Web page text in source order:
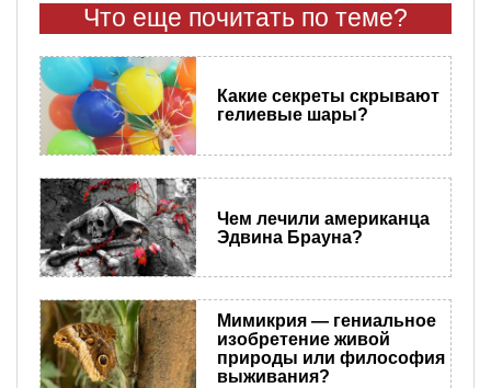
Что еще почитать по теме?
Какие секреты скрывают
гелиевые шары?
Чем лечили американца
Эдвина Брауна?
Мимикрия — гениальное
изобретение живой
природы или философия
выживания?